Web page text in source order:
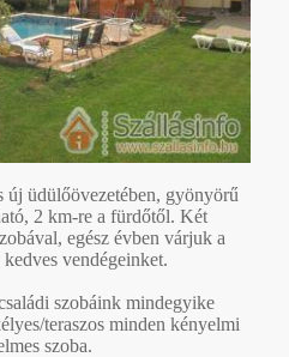
üdülőövezetében, gyönyörű
2 km-re a fürdőtől. Két
egész évben várjuk a
vendégeinket.
szobáink mindegyike
teraszos minden kényelmi
szoba.